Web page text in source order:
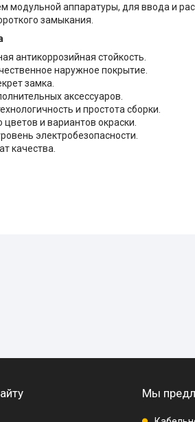
модульной аппаратуры, для ввода и
замыкания.
антикоррозийная стойкость.
наружное покрытие.
замка.
аксессуаров.
и простота сборки.
цветов и вариантов окраски.
электробезопасности.
качества.
Мы